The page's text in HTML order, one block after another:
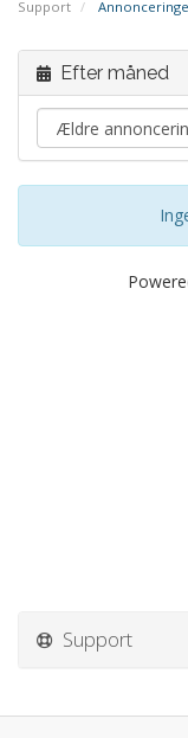
Support
Efter måned
Support